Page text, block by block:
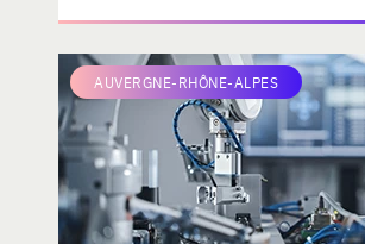
AUVERGNE-RHÔNE-ALPES